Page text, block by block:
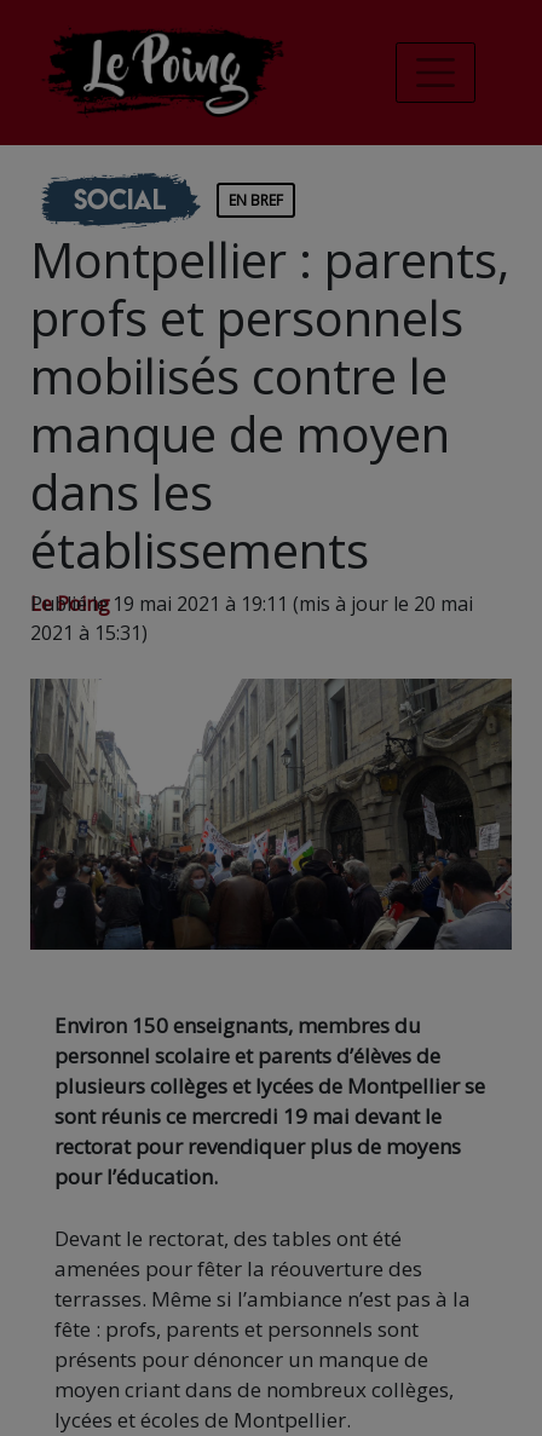
Social EN BREF
Montpellier : parents,
profs et personnels
mobilisés contre le
manque de moyen
dans les
établissements
Le Poing
Publié le 19 mai 2021 à 19:11 (mis à jour le 20 mai
2021 à 15:31)
Environ 150 enseignants, membres du
personnel scolaire et parents d’élèves de
plusieurs collèges et lycées de Montpellier se
sont réunis ce mercredi 19 mai devant le
rectorat pour revendiquer plus de moyens
pour l’éducation.
Devant le rectorat, des tables ont été
amenées pour fêter la réouverture des
terrasses. Même si l’ambiance n’est pas à la
fête : profs, parents et personnels sont
présents pour dénoncer un manque de
moyen criant dans de nombreux collèges,
lycées et écoles de Montpellier.